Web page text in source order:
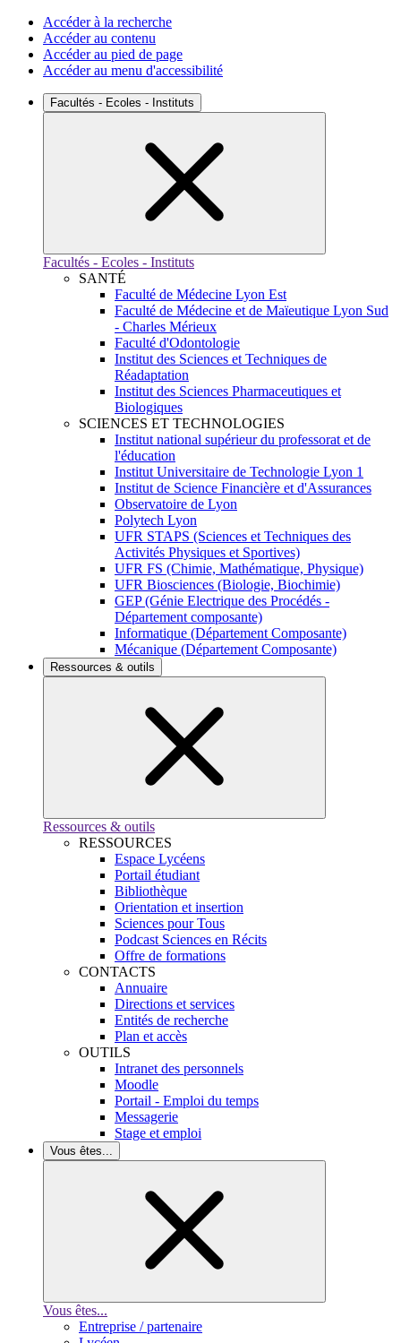
Accéder à la recherche
Accéder au contenu
Accéder au pied de page
Accéder au menu d'accessibilité
Facultés - Ecoles - Instituts
Facultés - Ecoles - Instituts
SANTÉ
Faculté de Médecine Lyon Est
Faculté de Médecine et de Maïeutique Lyon Sud
- Charles Mérieux
Faculté d'Odontologie
Institut des Sciences et Techniques de
Réadaptation
Institut des Sciences Pharmaceutiques et
Biologiques
SCIENCES ET TECHNOLOGIES
Institut national supérieur du professorat et de
l'éducation
Institut Universitaire de Technologie Lyon 1
Institut de Science Financière et d'Assurances
Observatoire de Lyon
Polytech Lyon
UFR STAPS (Sciences et Techniques des
Activités Physiques et Sportives)
UFR FS (Chimie, Mathématique, Physique)
UFR Biosciences (Biologie, Biochimie)
GEP (Génie Electrique des Procédés -
Département composante)
Informatique (Département Composante)
Mécanique (Département Composante)
Ressources & outils
Ressources & outils
RESSOURCES
Espace Lycéens
Portail étudiant
Bibliothèque
Orientation et insertion
Sciences pour Tous
Podcast Sciences en Récits
Offre de formations
CONTACTS
Annuaire
Directions et services
Entités de recherche
Plan et accès
OUTILS
Intranet des personnels
Moodle
Portail - Emploi du temps
Messagerie
Stage et emploi
Vous êtes...
Vous êtes...
Entreprise / partenaire